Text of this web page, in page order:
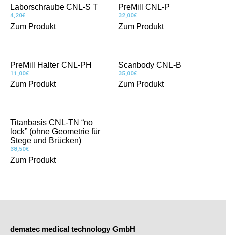
Laborschraube CNL-S T
4,20€
Zum Produkt
PreMill CNL-P
32,00€
Zum Produkt
PreMill Halter CNL-PH
11,00€
Zum Produkt
Scanbody CNL-B
35,00€
Zum Produkt
Titanbasis CNL-TN “no
lock” (ohne Geometrie für
Stege und Brücken)
38,50€
Zum Produkt
dematec medical technology GmbH